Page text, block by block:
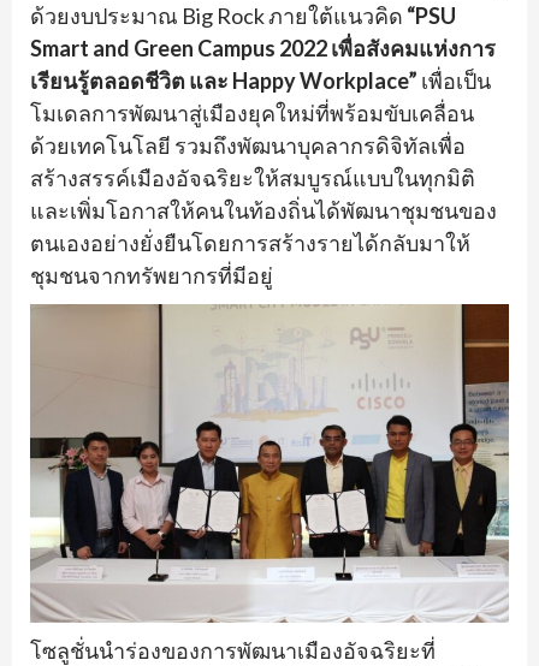
ด้วยงบประมาณ Big Rock ภายใต้แนวคิด “PSU
Smart and Green Campus 2022 เพื่อสังคมแห่งการ
เรียนรู้ตลอดชีวิต และ Happy Workplace” เพื่อเป็น
โมเดลการพัฒนาสู่เมืองยุคใหม่ที่พร้อมขับเคลื่อน
ด้วยเทคโนโลยี รวมถึงพัฒนาบุคลากรดิจิทัลเพื่อ
สร้างสรรค์เมืองอัจฉริยะให้สมบูรณ์แบบในทุกมิติ
และเพิ่มโอกาสให้คนในท้องถิ่นได้พัฒนาชุมชนของ
ตนเองอย่างยั่งยืนโดยการสร้างรายได้กลับมาให้
ชุมชนจากทรัพยากรที่มีอยู่
โซลูชั่นนำร่องของการพัฒนาเมืองอัจฉริยะที่